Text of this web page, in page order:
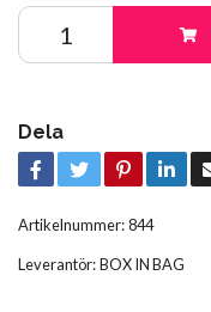
Dela
Artikelnummer:844
Leverantör:BOX IN BAG